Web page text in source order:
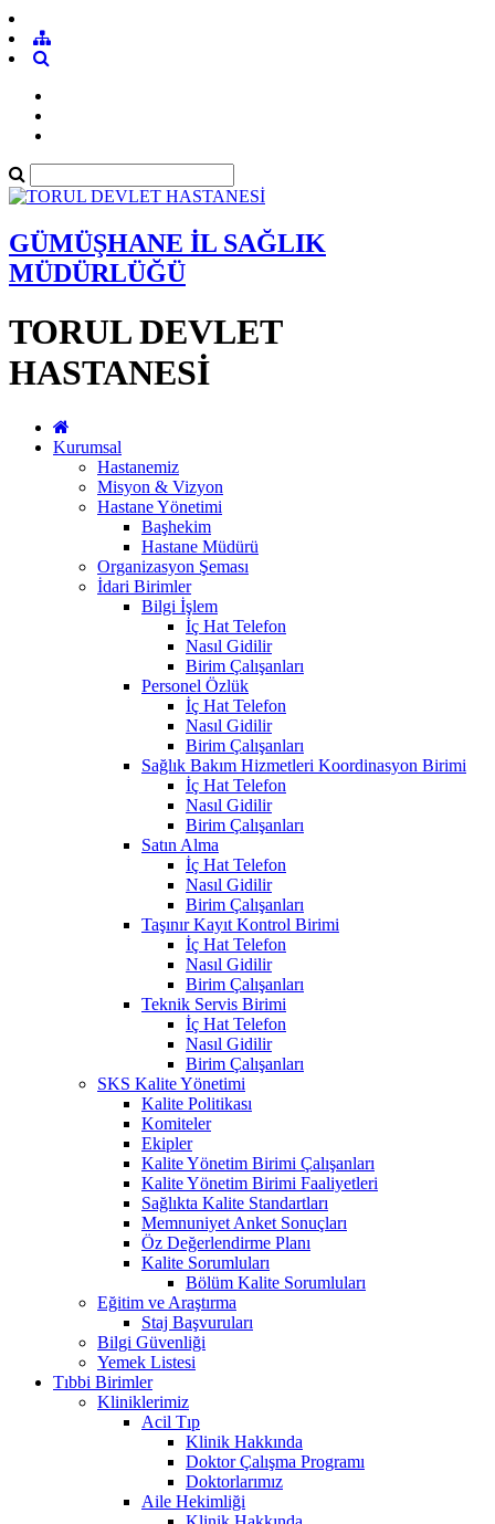
GÜMÜŞHANE İL SAĞLIK
MÜDÜRLÜĞÜ
TORUL DEVLET
HASTANESİ
Kurumsal
Hastanemiz
Misyon & Vizyon
Hastane Yönetimi
Başhekim
Hastane Müdürü
Organizasyon Şeması
İdari Birimler
Bilgi İşlem
İç Hat Telefon
Nasıl Gidilir
Birim Çalışanları
Personel Özlük
İç Hat Telefon
Nasıl Gidilir
Birim Çalışanları
Sağlık Bakım Hizmetleri Koordinasyon Birimi
İç Hat Telefon
Nasıl Gidilir
Birim Çalışanları
Satın Alma
İç Hat Telefon
Nasıl Gidilir
Birim Çalışanları
Taşınır Kayıt Kontrol Birimi
İç Hat Telefon
Nasıl Gidilir
Birim Çalışanları
Teknik Servis Birimi
İç Hat Telefon
Nasıl Gidilir
Birim Çalışanları
SKS Kalite Yönetimi
Kalite Politikası
Komiteler
Ekipler
Kalite Yönetim Birimi Çalışanları
Kalite Yönetim Birimi Faaliyetleri
Sağlıkta Kalite Standartları
Memnuniyet Anket Sonuçları
Öz Değerlendirme Planı
Kalite Sorumluları
Bölüm Kalite Sorumluları
Eğitim ve Araştırma
Staj Başvuruları
Bilgi Güvenliği
Yemek Listesi
Tıbbi Birimler
Kliniklerimiz
Acil Tıp
Klinik Hakkında
Doktor Çalışma Programı
Doktorlarımız
Aile Hekimliği